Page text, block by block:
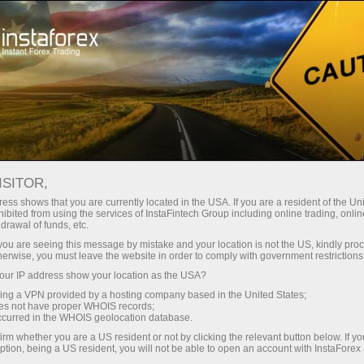
С InstaForex вы получаете
конкурентным возможностям:
кредитное плечо до 1:5000, одни
из лучших спредов и комиссий
на рынке, а также
привлекательные условия для
торговли акциями и индексами
Минимальные
Бонус 30%
на каждый депозит
Скорость
в трейдинге и на трассе
shows that you are currently located in the USA. If you are a resident of the
from using the services of InstaFintech Group including online trading,
of funds, etc.
are seeing this message by mistake and your location is not the US, kindly
you must leave the website in order to comply with government
IP address show your location as the USA?
a VPN provided by a hosting company based in the United States;
not have proper WHOIS records;
in the WHOIS geolocation database.
whether you are a US resident or not by clicking the relevant button below. If
being a US resident, you will not be able to open an account with InstaForex